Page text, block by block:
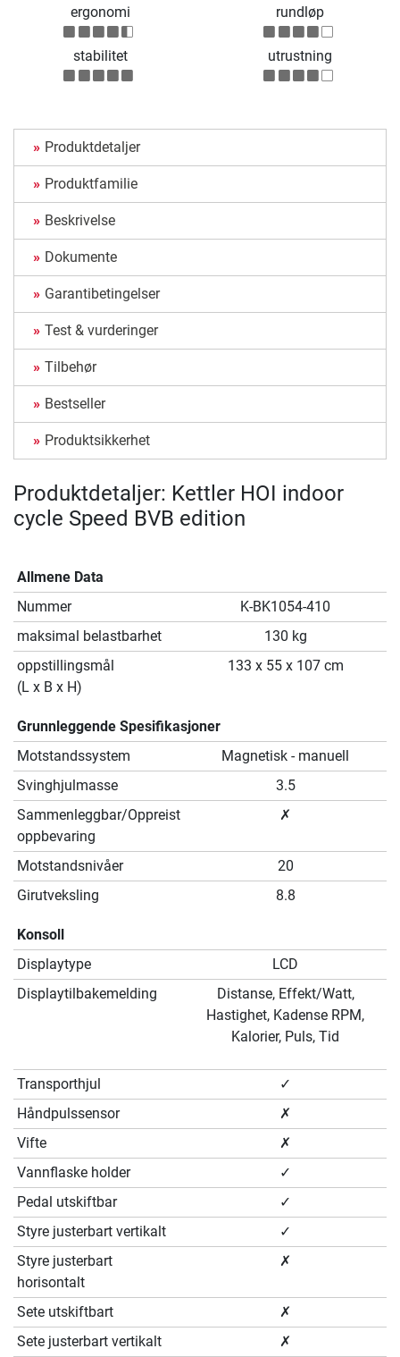
ergonomi
rundløp
stabilitet utrustning
Produktdetaljer
Produktfamilie
Beskrivelse
Dokumente
Garantibetingelser
Test & vurderinger
Tilbehør
Bestseller
Produktsikkerhet
Produktdetaljer: Kettler HOI indoor
cycle Speed BVB edition
Allmene Data
Nummer
K-BK1054-410
maksimal belastbarhet
130 kg
oppstillingsmål
(L x B x H)
133 x 55 x 107 cm
Grunnleggende Spesifikasjoner
Motstandssystem
Magnetisk - manuell
Svinghjulmasse
3.5
Sammenleggbar/Oppreist
oppbevaring
✗
Motstandsnivåer
20
Girutveksling
8.8
Konsoll
Displaytype
LCD
Displaytilbakemelding
Distanse, Effekt/Watt,
Hastighet, Kadense RPM,
Kalorier, Puls, Tid
Transporthjul
✓
Håndpulssensor
✗
Vifte
✗
Vannflaske holder
✓
Pedal utskiftbar
✓
Styre justerbart vertikalt
✓
Styre justerbart
horisontalt
✗
Sete utskiftbart
✗
Sete justerbart vertikalt
✗